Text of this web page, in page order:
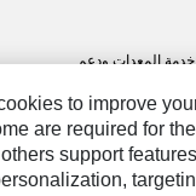
بيto improve
are required for
support